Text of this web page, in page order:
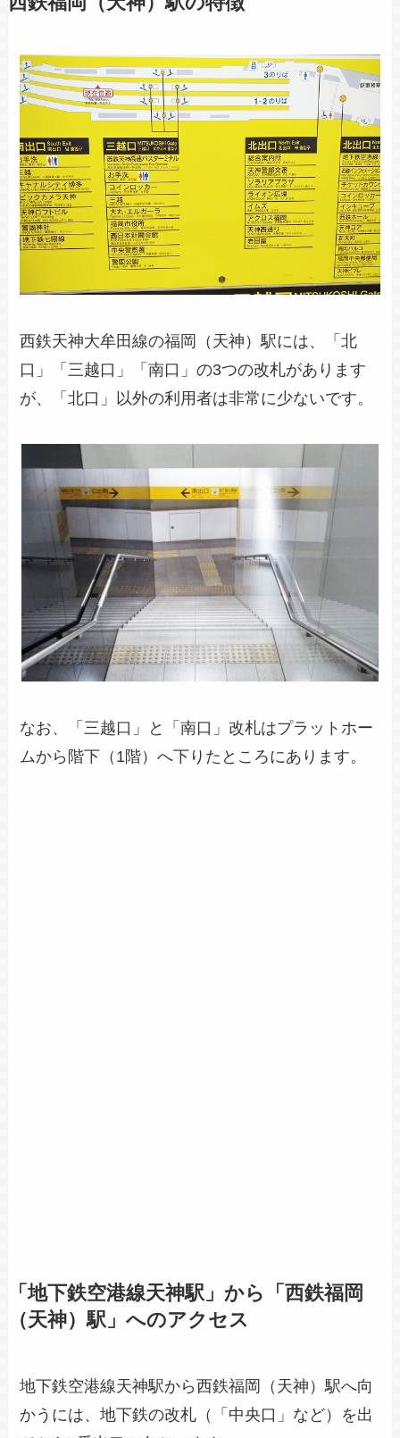
西鉄天神大牟田線の福岡（天神）駅には、「北
口」「三越口」「南口」の3つの改札があります
が、「北口」以外の利用者は非常に少ないです。
なお、「三越口」と「南口」改札はプラットホー
ムから階下（1階）へ下りたところにあります。
「地下鉄空港線天神駅」から「西鉄福岡
（天神）駅」へのアクセス
地下鉄空港線天神駅から西鉄福岡（天神）駅へ向
かうには、地下鉄の改札（「中央口」など）を出